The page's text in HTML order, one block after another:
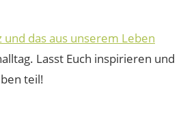
und das aus unserem Leben
Lasst Euch inspirieren und
teil!